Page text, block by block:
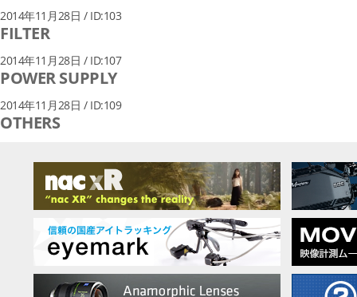
2014年11月28日 / ID:103
FILTER
2014年11月28日 / ID:107
POWER SUPPLY
2014年11月28日 / ID:109
OTHERS